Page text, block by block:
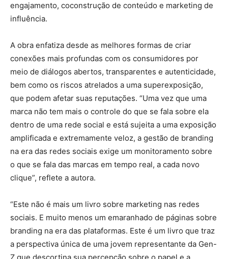
engajamento, coconstrução de conteúdo e marketing de
influência.
A obra enfatiza desde as melhores formas de criar
conexões mais profundas com os consumidores por
meio de diálogos abertos, transparentes e autenticidade,
bem como os riscos atrelados a uma superexposição,
que podem afetar suas reputações. “Uma vez que uma
marca não tem mais o controle do que se fala sobre ela
dentro de uma rede social e está sujeita a uma exposição
amplificada e extremamente veloz, a gestão de branding
na era das redes sociais exige um monitoramento sobre
o que se fala das marcas em tempo real, a cada novo
clique”, reflete a autora.
“Este não é mais um livro sobre marketing nas redes
sociais. E muito me­nos um emaranhado de páginas sobre
branding na era das plataformas. Este é um livro que traz
a perspectiva única de uma jovem representante da Gen-